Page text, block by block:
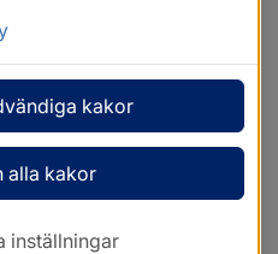
kakor
alla kakor
inställningar